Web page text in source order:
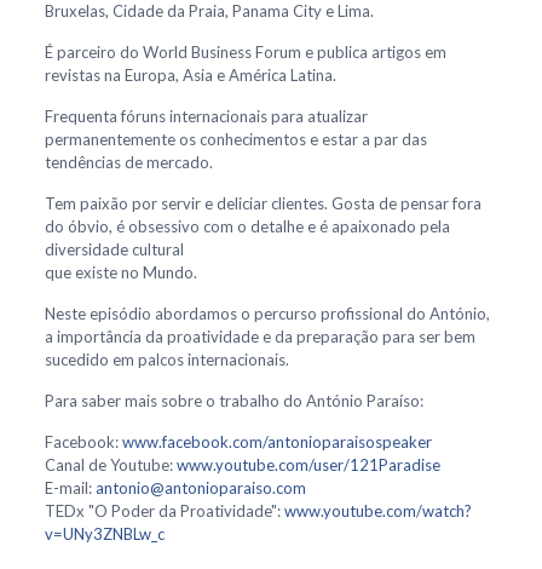
Bruxelas, Cidade da Praia, Panama City e Lima.
É parceiro do World Business Forum e publica artigos em
revistas na Europa, Asia e América Latina.
Frequenta fóruns internacionais para atualizar
permanentemente os conhecimentos e estar a par das
tendências de mercado.
Tem paixão por servir e deliciar clientes. Gosta de pensar fora
do óbvio, é obsessivo com o detalhe e é apaixonado pela
diversidade cultural
que existe no Mundo.
Neste episódio abordamos o percurso profissional do António,
a importância da proatividade e da preparação para ser bem
sucedido em palcos internacionais.
Para saber mais sobre o trabalho do António Paraíso:
Facebook:www.facebook.com/antonioparaisospeaker
Canal de Youtube:www.youtube.com/user/121Paradise
E-mail:antonio@antonioparaiso.com
TEDx "O Poder da Proatividade":www.youtube.com/watch?
v=UNy3ZNBLw_c